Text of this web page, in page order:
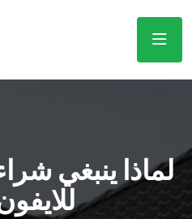
لماذا ينبغي